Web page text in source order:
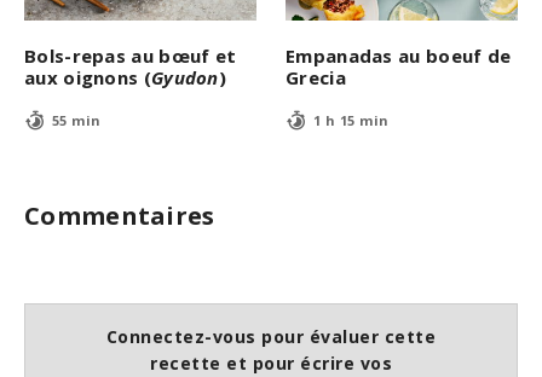
Bols-repas au bœuf et
aux oignons (Gyudon)
55 min
Empanadas au boeuf de
Grecia
1 h 15 min
Commentaires
Connectez-vous pour évaluer cette
recette et pour écrire vos